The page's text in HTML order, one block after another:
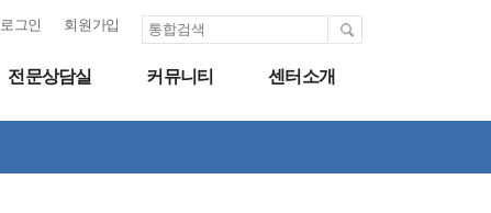
로그인 회원가입
전문상담실 커뮤니티 센터소개